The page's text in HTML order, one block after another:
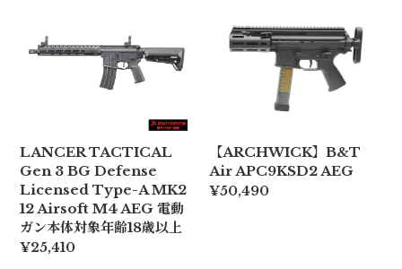
LANCER TACTICAL
Gen 3 BG Defense
Licensed Type-A MK2
12 Airsoft M4 AEG 電動
ガン本体対象年齢18歳以上
¥25,410
【ARCHWICK】B&T
Air APC9KSD2 AEG
¥50,490